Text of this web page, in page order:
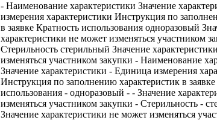
- Наименование характеристики Значение
измерения характеристики Инструкция по
в заявке Кратность использования одноразовый
характеристики не может изменяться участником
Стерильность стерильный Значение
изменяться участником закупки - Наименование
Значение характеристики - Единица измерения
Инструкция по заполнению характеристик в
использования - одноразовый - - Значение
изменяться участником закупки - Стерильность -
Значение характеристики не может изменяться